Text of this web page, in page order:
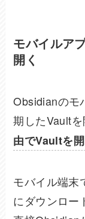
モバイルア
開く
Obsidianのモ
期したVaultを
由でVaultを開
モバイル端末
にダウンロー